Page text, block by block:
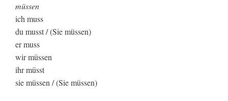
müssen
ich muss
du musst / (Sie müssen)
er muss
wir müssen
ihr müsst
sie müssen / (Sie müssen)